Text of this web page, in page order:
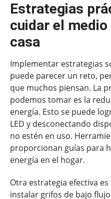
Estrategias
cuidar el
casa
Implementar estrategias
puede parecer un reto,
que muchos piensan. La
podemos tomar es la
energía. Esto se puede
LED y desconectando
no estén en uso.
proporcionan guías para
energía en el hogar.
Otra estrategia efectiva
instalar grifos de bajo